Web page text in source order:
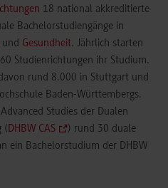
18 national akkreditierte
Bachelorstudiengänge in
und Gesundheit. Jährlich starten
Studienrichtungen ihr Studium.
rund 8.000 in Stuttgart und
Baden-Württembergs.
Studies der Dualen
(DHBW CAS
) rund 30 duale
ein Bachelorstudium der DHBW